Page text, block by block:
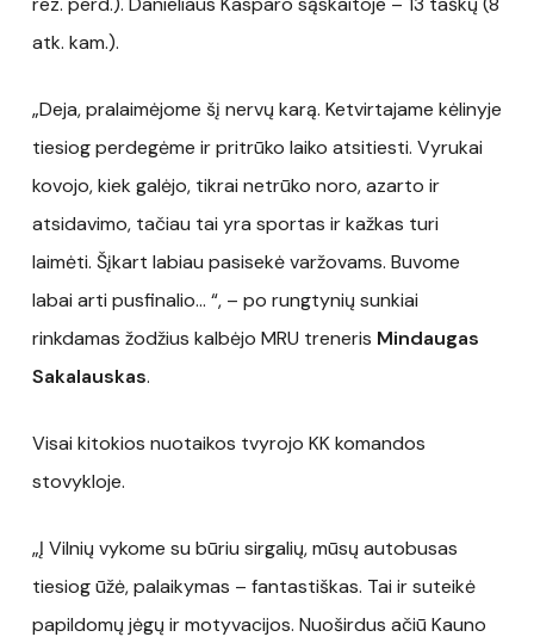
atk. kam.).
„Deja, pralaimėjome šį nervų karą. Ketvirtajame kėlinyje
tiesiog perdegėme ir pritrūko laiko atsitiesti. Vyrukai
kovojo, kiek galėjo, tikrai netrūko noro, azarto ir
atsidavimo, tačiau tai yra sportas ir kažkas turi
laimėti. Šįkart labiau pasisekė varžovams. Buvome
labai arti pusfinalio… “, – po rungtynių sunkiai
rinkdamas žodžius kalbėjo MRU treneris Mindaugas
Sakalauskas.
Visai kitokios nuotaikos tvyrojo KK komandos
stovykloje.
„Į Vilnių vykome su būriu sirgalių, mūsų autobusas
tiesiog ūžė, palaikymas – fantastiškas. Tai ir suteikė
papildomų jėgų ir motyvacijos. Nuoširdus ačiū Kauno